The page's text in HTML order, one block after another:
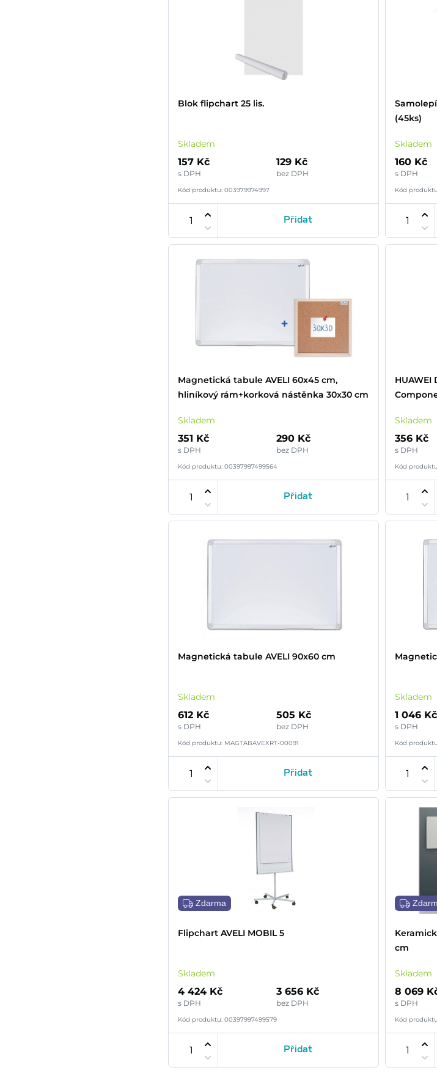
Blok flipchart 25 lis.
Skladem
157 Kč
s DPH
129 Kč
bez DPH
Kód produktu: 003979974997
Přidat
(45ks)
Skladem
160 Kč
s DPH
Kód
Magnetická tabule AVELI 60x45 cm,
hliníkový rám+korková nástěnka 30x30 cm
Skladem
351 Kč
s DPH
290 Kč
bez DPH
Kód produktu: 00397997499564
Přidat
Skladem
356 Kč
s DPH
Kód
Magnetická tabule AVELI 90x60 cm
Skladem
612 Kč
s DPH
505 Kč
bez DPH
Kód produktu: MAGTABAVEXRT-00091
Přidat
Skladem
1 046 Kč
s DPH
Kód
Zdarma
Flipchart AVELI MOBIL 5
Skladem
4 424 Kč
s DPH
3 656 Kč
bez DPH
Kód produktu: 00397997499579
Přidat
cm
Skladem
8 069
s DPH
Kód